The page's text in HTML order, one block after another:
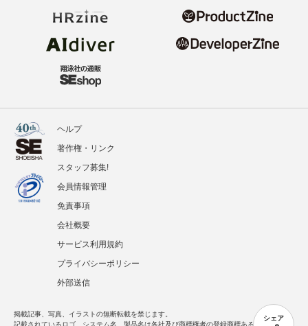
シェア
ヘルプ
著作権・リンク
スタッフ募集!
会員情報管理
免責事項
会社概要
サービス利用規約
プライバシーポリシー
外部送信
掲載記事、写真、イラストの無断転載を禁じます。
記載されているロゴ、システム名、製品名は各社及び商標権者の登録商標あるいは商標で